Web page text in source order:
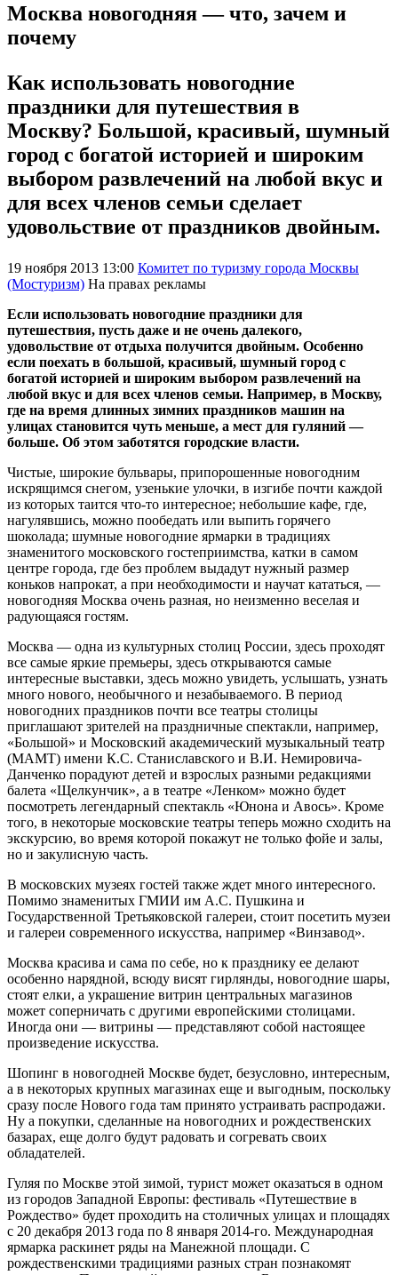
Москва новогодняя — что, зачем и
почему
Как использовать новогодние
праздники для путешествия в
Москву? Большой, красивый, шумный
город с богатой историей и широким
выбором развлечений на любой вкус и
для всех членов семьи сделает
удовольствие от праздников двойным.
19 ноября 2013 13:00 Комитет по туризму города Москвы
(Мостуризм) На правах рекламы
Если использовать новогодние праздники для
путешествия, пусть даже и не очень далекого,
удовольствие от отдыха получится двойным. Особенно
если поехать в большой, красивый, шумный город с
богатой историей и широким выбором развлечений на
любой вкус и для всех членов семьи. Например, в Москву,
где на время длинных зимних праздников машин на
улицах становится чуть меньше, а мест для гуляний —
больше. Об этом заботятся городские власти.
Чистые, широкие бульвары, припорошенные новогодним
искрящимся снегом, узенькие улочки, в изгибе почти каждой
из которых таится что-то интересное; небольшие кафе, где,
нагулявшись, можно пообедать или выпить горячего
шоколада; шумные новогодние ярмарки в традициях
знаменитого московского гостеприимства, катки в самом
центре города, где без проблем выдадут нужный размер
коньков напрокат, а при необходимости и научат кататься, —
новогодняя Москва очень разная, но неизменно веселая и
радующаяся гостям.
Москва — одна из культурных столиц России, здесь проходят
все самые яркие премьеры, здесь открываются самые
интересные выставки, здесь можно увидеть, услышать, узнать
много нового, необычного и незабываемого. В период
новогодних праздников почти все театры столицы
приглашают зрителей на праздничные спектакли, например,
«Большой» и Московский академический музыкальный театр
(МАМТ) имени К.С. Станиславского и В.И. Немировича-
Данченко порадуют детей и взрослых разными редакциями
балета «Щелкунчик», а в театре «Ленком» можно будет
посмотреть легендарный спектакль «Юнона и Авось». Кроме
того, в некоторые московские театры теперь можно сходить на
экскурсию, во время которой покажут не только фойе и залы,
но и закулисную часть.
В московских музеях гостей также ждет много интересного.
Помимо знаменитых ГМИИ им А.С. Пушкина и
Государственной Третьяковской галереи, стоит посетить музеи
и галереи современного искусства, например «Винзавод».
Москва красива и сама по себе, но к празднику ее делают
особенно нарядной, всюду висят гирлянды, новогодние шары,
стоят елки, а украшение витрин центральных магазинов
может соперничать с другими европейскими столицами.
Иногда они — витрины — представляют собой настоящее
произведение искусства.
Шопинг в новогодней Москве будет, безусловно, интересным,
а в некоторых крупных магазинах еще и выгодным, поскольку
сразу после Нового года там принято устраивать распродажи.
Ну а покупки, сделанные на новогодних и рождественских
базарах, еще долго будут радовать и согревать своих
обладателей.
Гуляя по Москве этой зимой, турист может оказаться в одном
из городов Западной Европы: фестиваль «Путешествие в
Рождество» будет проходить на столичных улицах и площадях
с 20 декабря 2013 года по 8 января 2014-го. Международная
ярмарка раскинет ряды на Манежной площади. С
рождественскими традициями разных стран познакомят